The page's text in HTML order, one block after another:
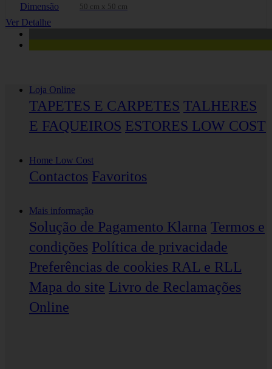
Dimensão 50 cm x 50 cm
Ver Detalhe
Loja Online
TAPETES E CARPETES TALHERES
E FAQUEIROS ESTORES LOW COST
Home Low Cost
Contactos Favoritos
Mais informação
Solução de Pagamento Klarna Termos e
condições Política de privacidade
Preferências de cookies RAL e RLL
Mapa do site Livro de Reclamações
Online